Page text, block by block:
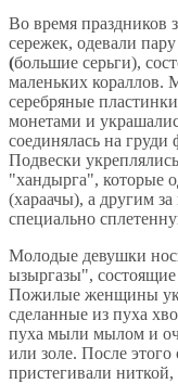
Во время
сережек, одевали пару
(большие серьги),
маленьких кораллов.
серебряные
монетами и
соединялась на
Подвески
"хандырга", которые
(хараачы), а другим
специально
Молодые девушки
ызыргазы",
Пожилые женщины
сделанные из пуха
пуха мыли мылом и
или золе. После
пристегивали